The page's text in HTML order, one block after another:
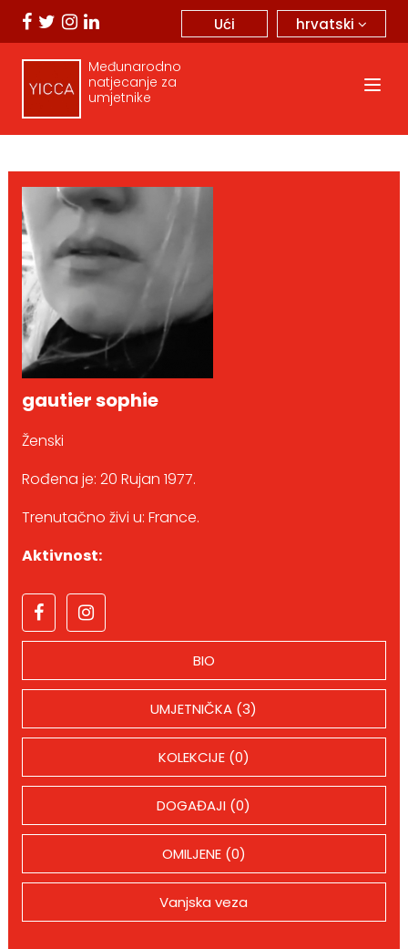
hrvatski
Ući
Međunarodno
natjecanje za
umjetnike
gautier sophie
Ženski
Rođena je: 20 Rujan 1977.
Trenutačno živi u: France.
Aktivnost:
BIO
UMJETNIČKA (3)
KOLEKCIJE (0)
DOGAĐAJI (0)
OMILJENE (0)
Vanjska veza